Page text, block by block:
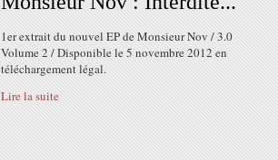
1er extrait du nouvel EP de Monsieur Nov / 3.0
Volume 2 / Disponible le 5 novembre 2012 en
téléchargement légal.
Lire la suite